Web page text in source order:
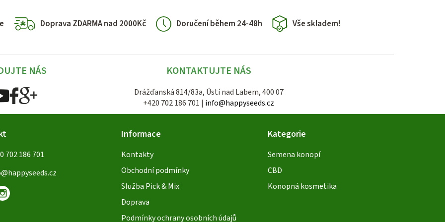
d
c
í
r
v
Doprava ZDARMA nad 2000Kč Doručení během 24-48h Vše skladem!
NÁS KONTAKTUJTE NÁS
Drážďanská 814/83a, Ústí nad Labem, 400 07
+420 702 186 701 | info@happyseeds.cz
@happyseeds.cz
702 186 701
Informace
Kontakty
Obchodní podmínky
Služba Pick & Mix
Doprava
Podmínky ochrany osobních údajů
Kategorie
Semena konopí
CBD
Konopná kosmetika